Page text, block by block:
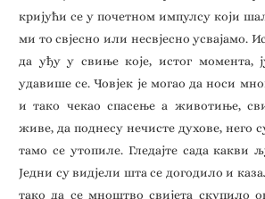
кријући се у почетном импулсу који
ми то свјесно или несвјесно усвајамо.
да уђу у свиње које, истог момента,
удавише се. Човјек је могао да носи
и тако чекао спасење а животиње,
живе, да поднесу нечисте духове, него
тамо се утопиле. Гледајте сада какви
Једни су видјели шта се догодило и
тако да се мноштво свијета скупило